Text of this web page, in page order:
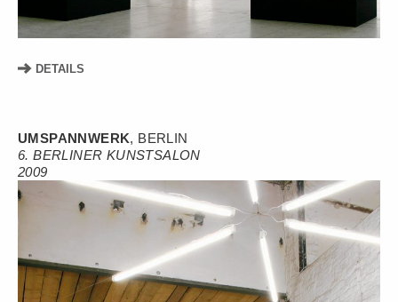
DETAILS
UMSPANNWERK, BERLIN
6. BERLINER KUNSTSALON
2009